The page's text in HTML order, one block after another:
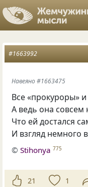
#1663992
Навеяно #1663475
Все «прокуроры»
А ведь она совсем
Что ей достался
И взгляд немного
©Stihonya 775
21 1